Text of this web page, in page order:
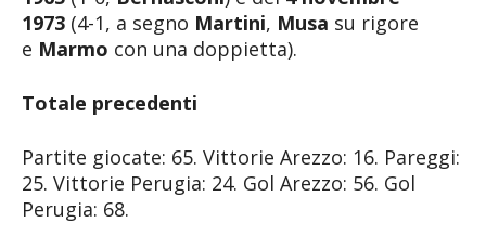
1973 (4-1, a segno Martini, Musa su rigore
e Marmo con una doppietta).
Totale precedenti
Partite giocate: 65. Vittorie Arezzo: 16. Pareggi:
25. Vittorie Perugia: 24. Gol Arezzo: 56. Gol
Perugia: 68.